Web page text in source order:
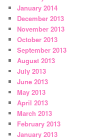
January 2014
December 2013
November 2013
October 2013
September 2013
August 2013
July 2013
June 2013
May 2013
April 2013
March 2013
February 2013
January 2013